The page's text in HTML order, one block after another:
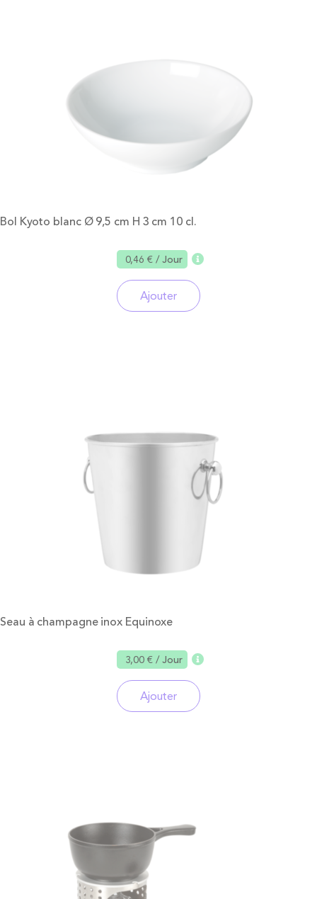
Bol Kyoto blanc Ø 9,5 cm H 3 cm 10 cl.
0,46 €/ Jour
Ajouter
Seau à champagne inox Equinoxe
3,00 €/ Jour
Ajouter